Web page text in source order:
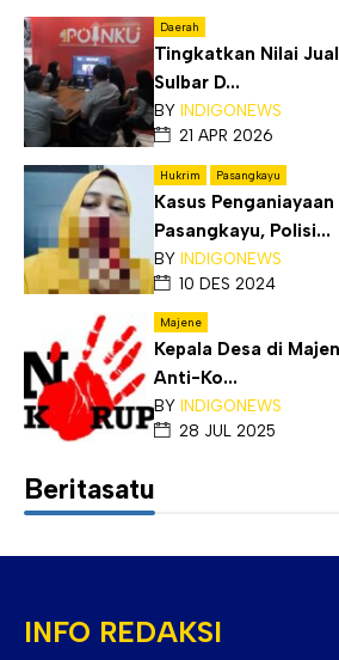
Daerah
Tingkatkan Nilai
Sulbar D...
BY INDIGONEWS
21 APR 2026
Hukrim Pasangkayu
Kasus
Pasangkayu, Polisi...
BY INDIGONEWS
10 DES 2024
Majene
Kepala Desa di
Anti-Ko...
BY INDIGONEWS
28 JUL 2025
Beritasatu
INFO REDAKSI